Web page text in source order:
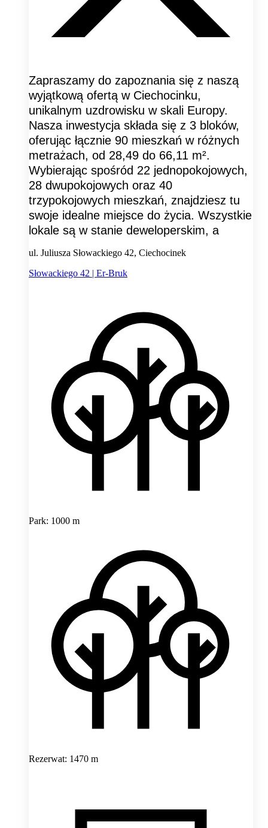
Zapraszamy do zapoznania się z naszą
wyjątkową ofertą w Ciechocinku,
unikalnym uzdrowisku w skali Europy.
Nasza inwestycja składa się z 3 bloków,
oferując łącznie 90 mieszkań w różnych
metrażach, od 28,49 do 66,11 m².
Wybierając spośród 22 jednopokojowych,
28 dwupokojowych oraz 40
trzypokojowych mieszkań, znajdziesz tu
swoje idealne miejsce do życia. Wszystkie
lokale są w stanie deweloperskim, a
ul. Juliusza Słowackiego 42, Ciechocinek
Słowackiego 42 | Er-Bruk
Park: 1000 m
Rezerwat: 1470 m